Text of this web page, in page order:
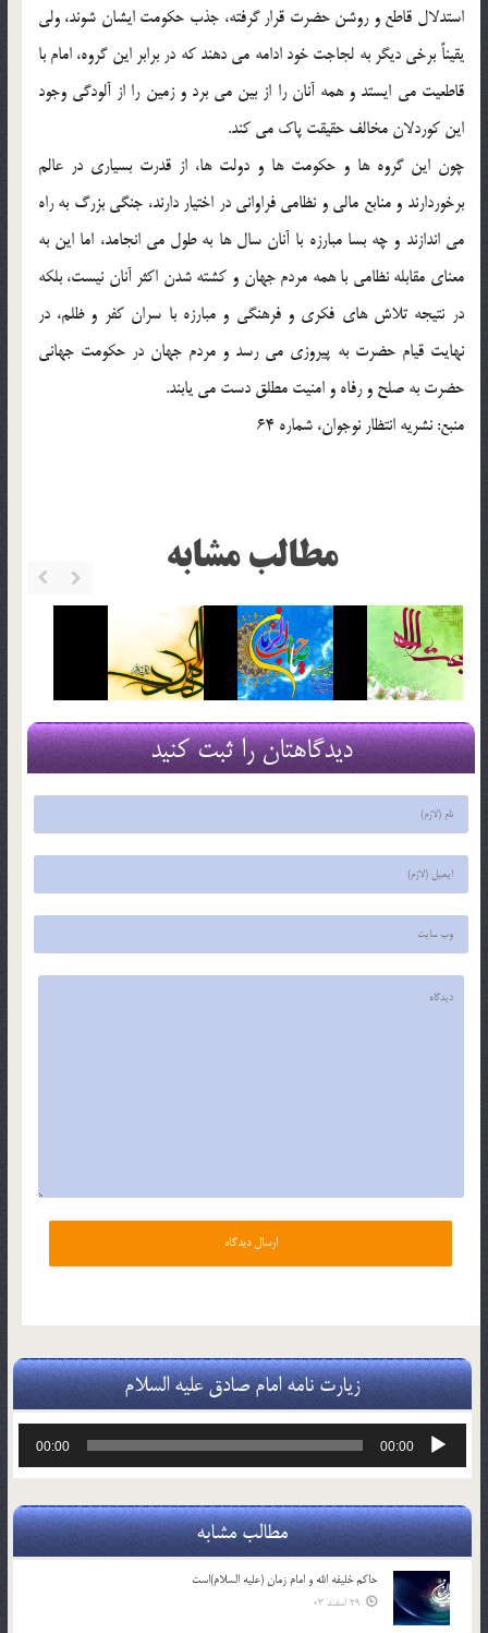
استدلال قاطع و روشن حضرت قرار گرفته، جذب حکومت ايشان شوند، ولي
يقيناً برخي ديگر به لجاجت خود ادامه مي دهند که در برابر اين گروه، امام با
قاطعيت مي ايستد و همه آنان را از بين مي برد و زمين را از آلودگي وجود
اين کوردلان مخالف حقيقت پاک مي کند.
چون اين گروه ها و حکومت ها و دولت ها، از قدرت بسياري در عالم
برخوردارند و منابع مالي و نظامي فراواني در اختيار دارند، جنگي بزرگ به راه
مي اندازند و چه بسا مبارزه با آنان سال ها به طول مي انجامد، اما اين به
معناي مقابله نظامي با همه مردم جهان و کشته شدن اکثر آنان نيست، بلکه
در نتيجه تلاش هاي فکري و فرهنگي و مبارزه با سران کفر و ظلم، در
نهايت قيام حضرت به پيروزي مي رسد و مردم جهان در حکومت جهاني
حضرت به صلح و رفاه و امنيت مطلق دست مي يابند.
منبع: نشريه انتظار نوجوان، شماره 64
مطالب مشابه
دیدگاهتان را ثبت کنید
زیارت نامه امام صادق علیه السلام
پخش‌کننده
00:00
00:00
مطالب مشابه
حاکم خليفه الله و امام زمان (علیه السلام)است
29 اسفند 03